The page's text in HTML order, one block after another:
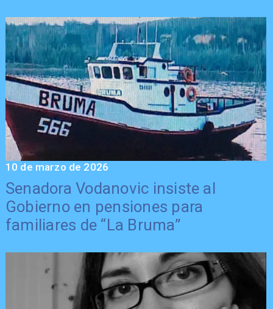
Senadora Vodanovic insiste al
Gobierno en pensiones para
familiares de “La Bruma”
10 de marzo de 2026